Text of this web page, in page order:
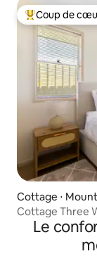
Coups de cœur
Coup de
Cottage ⋅
Cottage Three
Le